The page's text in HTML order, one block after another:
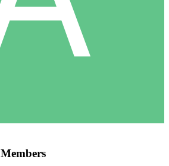
Members